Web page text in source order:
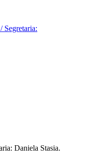
Segretaria:
Daniela Stasia.